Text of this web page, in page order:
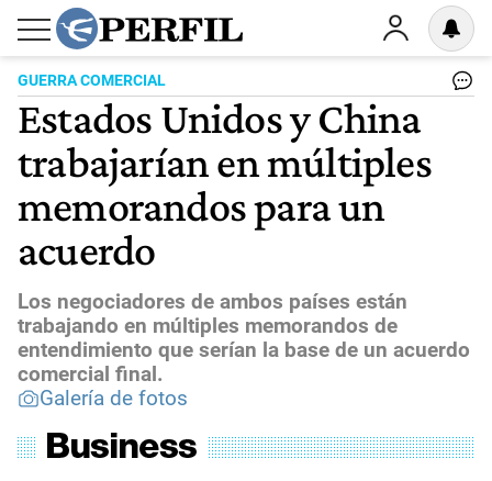
GUERRA COMERCIAL
Estados Unidos y China
trabajarían en múltiples
memorandos para un
acuerdo
Los negociadores de ambos países están
trabajando en múltiples memorandos de
entendimiento que serían la base de un acuerdo
comercial final.
Galería de fotos